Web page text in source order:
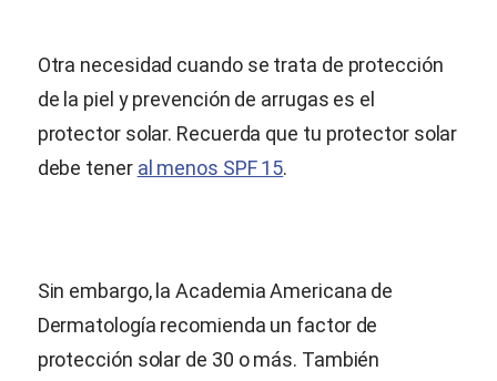
Otra necesidad cuando se trata de protección
de la piel y prevención de arrugas es el
protector solar. Recuerda que tu protector solar
debe tener al menos SPF 15.
Sin embargo, la Academia Americana de
Dermatología recomienda un factor de
protección solar de 30 o más. También